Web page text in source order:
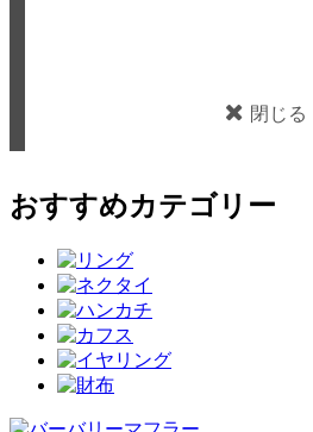
閉じる
おすすめカテゴリー